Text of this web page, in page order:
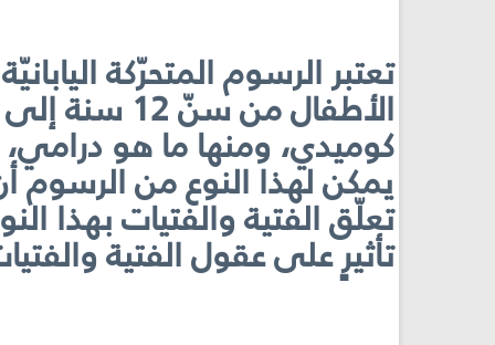
تعتبر الرسوم المتحرّكة
كوميدي، ومنها ما هو
يمكن لهذا النوع من الرسوم
تعلّق الفتية والفتيات بهذا
تأثيرٍ على عقول الفتية